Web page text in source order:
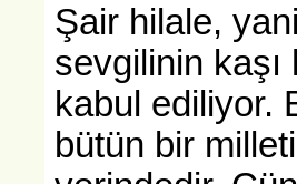
Şair hilale,
sevgilinin
kabul ediliyor.
bütün bir